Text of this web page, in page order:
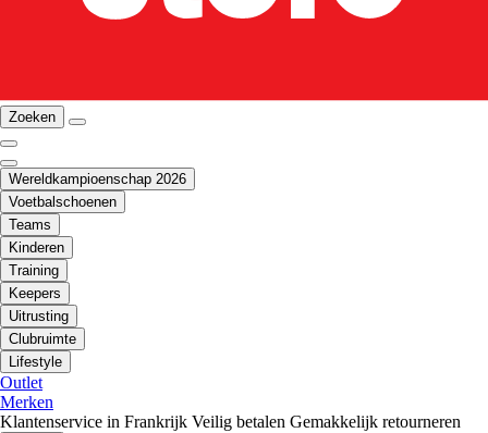
Zoeken
Wereldkampioenschap 2026
Voetbalschoenen
Teams
Kinderen
Training
Keepers
Uitrusting
Clubruimte
Lifestyle
Outlet
Merken
Klantenservice in Frankrijk Veilig betalen Gemakkelijk retourneren